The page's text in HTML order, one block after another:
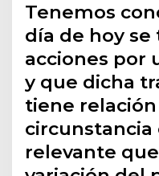
Tenemos
día de hoy se
acciones por
y que dicha
tiene
circunstancia
relevante